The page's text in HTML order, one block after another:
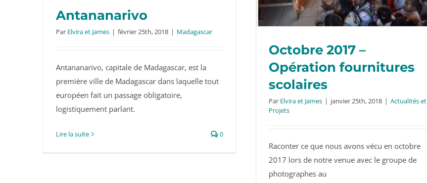
Antananarivo
Antananarivo
Par Elvira et James | février 25th, 2018 | Madagascar
Antananarivo, capitale de Madagascar, est la
première ville de Madagascar dans laquelle tout
européen fait un passage obligatoire,
logistiquement parlant.
Lire la suite 0
Octobre 2017 – Opération fournitures
Octobre 2017 –
Opération fournitures
scolaires
Par Elvira et James | janvier 25th, 2018 | Actualités et
Projets
Raconter ce que nous avons vécu en octobre
2017 lors de notre venue avec le groupe de
photographes au